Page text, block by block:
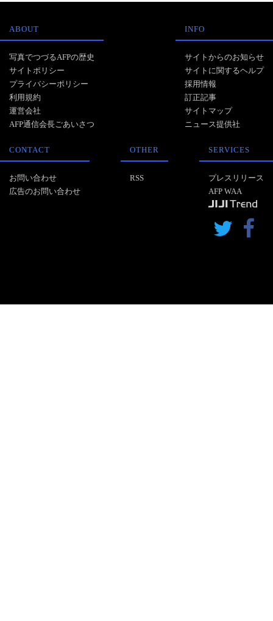
ABOUT
写真でつづるAFPの歴史
サイトポリシー
プライバシーポリシー
利用規約
運営会社
AFP通信会長ごあいさつ
INFO
サイトからのお知らせ
サイトに関するヘルプ
採用情報
訂正記事
サイトマップ
ニュース提供社
CONTACT
お問い合わせ
広告のお問い合わせ
OTHER
RSS
SERVICES
プレスリリース
AFP WAA